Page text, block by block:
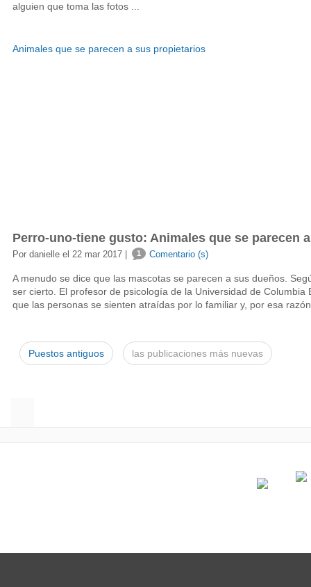
alguien que toma las fotos ...
Perro-uno-tiene gusto: Animales que se parecen
Por danielle el 22 mar 2017 | 1 Comentario (s)
A menudo se dice que las mascotas se parecen a sus dueños.
ser cierto. El profesor de psicología de la Universidad de Columbia
que las personas se sienten atraídas por lo familiar y, por esa
Puestos antiguos las publicaciones más nuevas